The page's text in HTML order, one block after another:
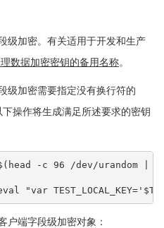
级加密。有关适用于开发和生产
数据加密密钥的备用名称。
级加密需要指定没有换行符的
操作将生成满足所述要求的密钥
head -c 96 /dev/urandom
"var TEST_LOCAL_KEY='
户端字段级加密对象：